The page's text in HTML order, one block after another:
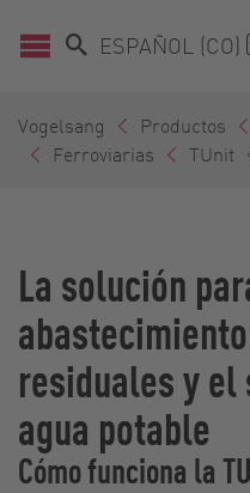
ESPAÑOL (CO)
Vogelsang Productos
Ferroviarias
TUnit
La solución
residuales y
agua potable
Cómo funciona la